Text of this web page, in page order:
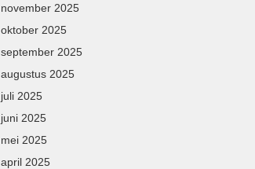
november 2025
oktober 2025
september 2025
augustus 2025
juli 2025
juni 2025
mei 2025
april 2025